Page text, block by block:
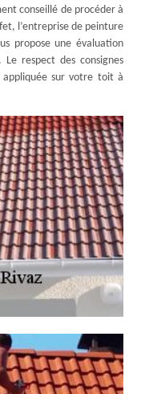
conseillé de procéder à
l’entreprise de peinture
propose une évaluation
respect des consignes
sur votre toit à